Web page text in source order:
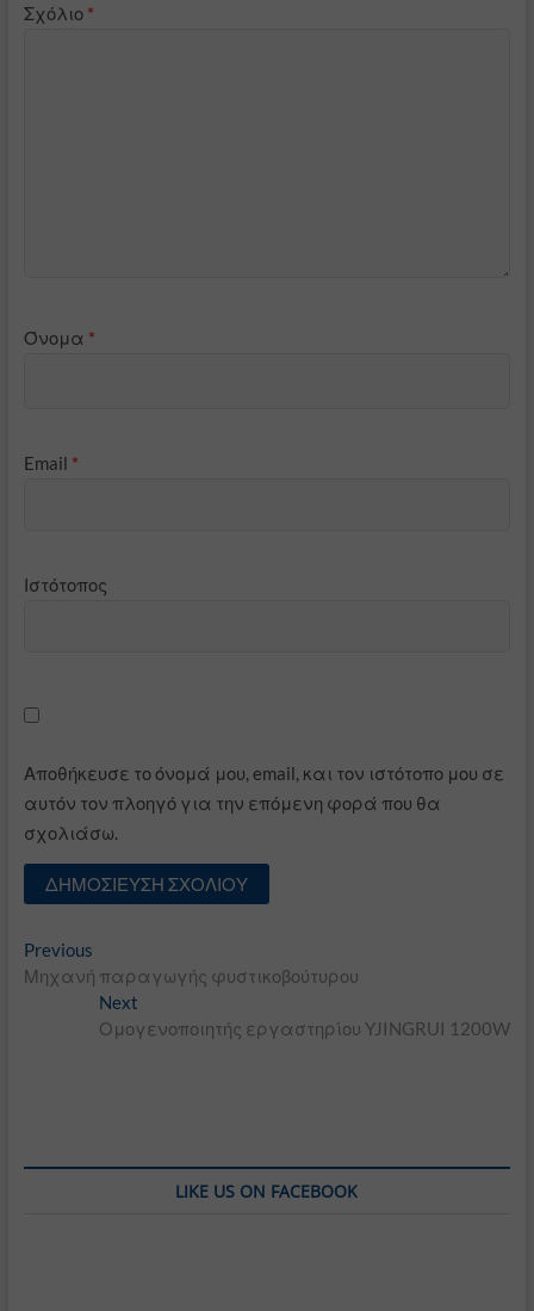
Σχόλιο *
Όνομα *
Email *
Ιστότοπος
Αποθήκευσε το όνομά μου, email, και τον ιστότοπο μου σε
αυτόν τον πλοηγό για την επόμενη φορά που θα
σχολιάσω.
Πλοήγηση
άρθρων
PreviousPrevious
post:
Μηχανή παραγωγής φυστικοβούτυρου
Next
post:
Ομογενοποιητής εργαστηρίου YJINGRUI 1200W
LIKE US ON FACEBOOK